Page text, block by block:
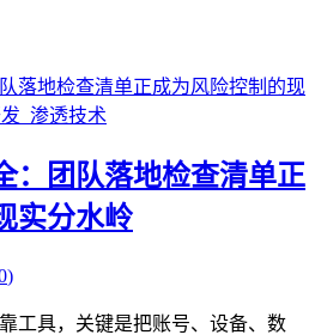
：团队落地检查清单正
实分水岭
)
工具，关键是把账号、设备、数